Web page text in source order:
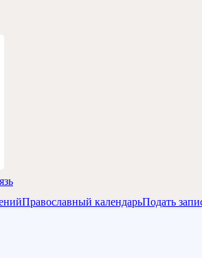
Православный календарьПодать